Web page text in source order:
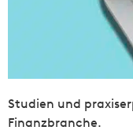
Studien und
Finanzbranche.